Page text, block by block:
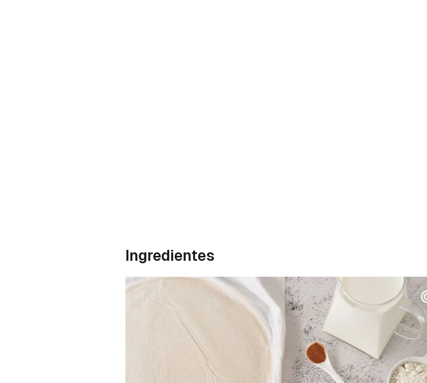
Guardar como favorito
Ingredientes
Contenido enviado